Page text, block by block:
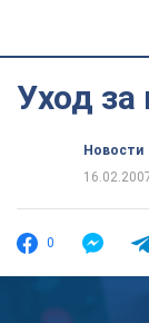
Уход
Новости
0